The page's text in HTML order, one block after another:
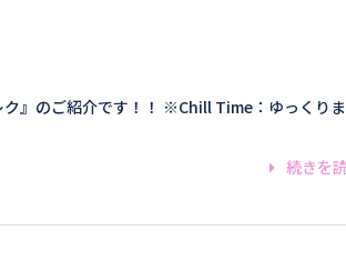
』のご紹介です！！ ※Chill Time：ゆっくり
続きを